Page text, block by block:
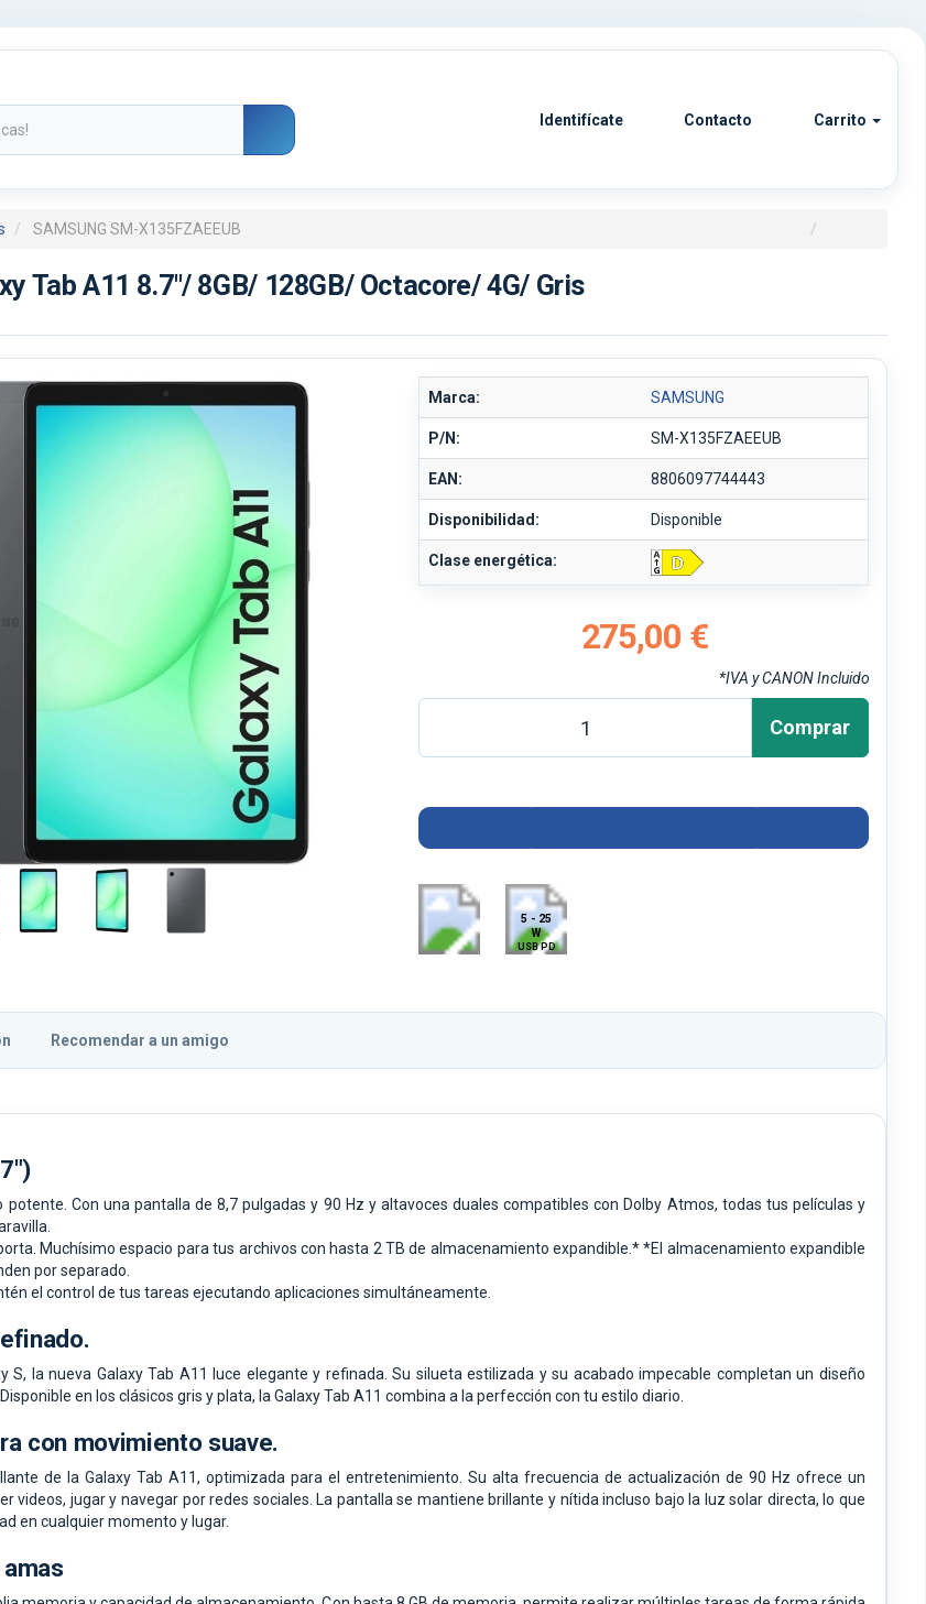
Identifícate Contacto Carrito
SAMSUNG SM-X135FZAEEUB
Tab A11 8.7"/ 8GB/ 128GB/ Octacore/ 4G/ Gris
Marca: SAMSUNG
P/N: SM-X135FZAEEUB
EAN: 8806097744443
Disponibilidad: Disponible
Clase energética:
275,00 €
*IVA y CANON Incluido
Comprar
5 - 25
W
USB PD
Recomendar a un amigo
potente. Con una pantalla de 8,7 pulgadas y 90 Hz y altavoces duales compatibles con Dolby Atmos, todas tus películas y
Muchísimo espacio para tus archivos con hasta 2 TB de almacenamiento expandible.* *El almacenamiento expandible
por separado.
el control de tus tareas ejecutando aplicaciones simultáneamente.
S, la nueva Galaxy Tab A11 luce elegante y refinada. Su silueta estilizada y su acabado impecable completan un diseño
en los clásicos gris y plata, la Galaxy Tab A11 combina a la perfección con tu estilo diario.
con movimiento suave.
de la Galaxy Tab A11, optimizada para el entretenimiento. Su alta frecuencia de actualización de 90 Hz ofrece un
videos, jugar y navegar por redes sociales. La pantalla se mantiene brillante y nítida incluso bajo la luz solar directa, lo que
en cualquier momento y lugar.